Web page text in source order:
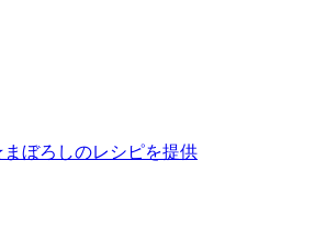
ぼろしのレシピを提供